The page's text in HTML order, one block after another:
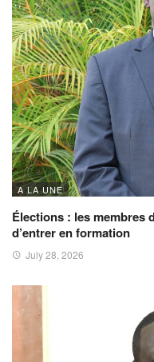
A LA UNE
Élections : les membres
d’entrer en formation
July 28, 2026